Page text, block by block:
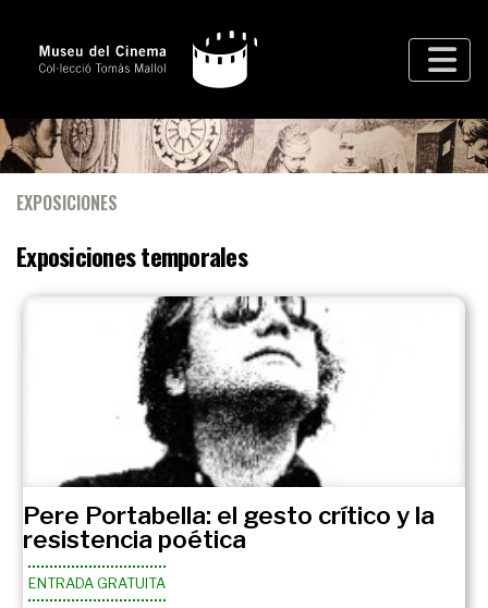
EXPOSICIONES
Exposiciones temporales
Pere Portabella: el gesto crítico y la
resistencia poética
ENTRADA GRATUITA